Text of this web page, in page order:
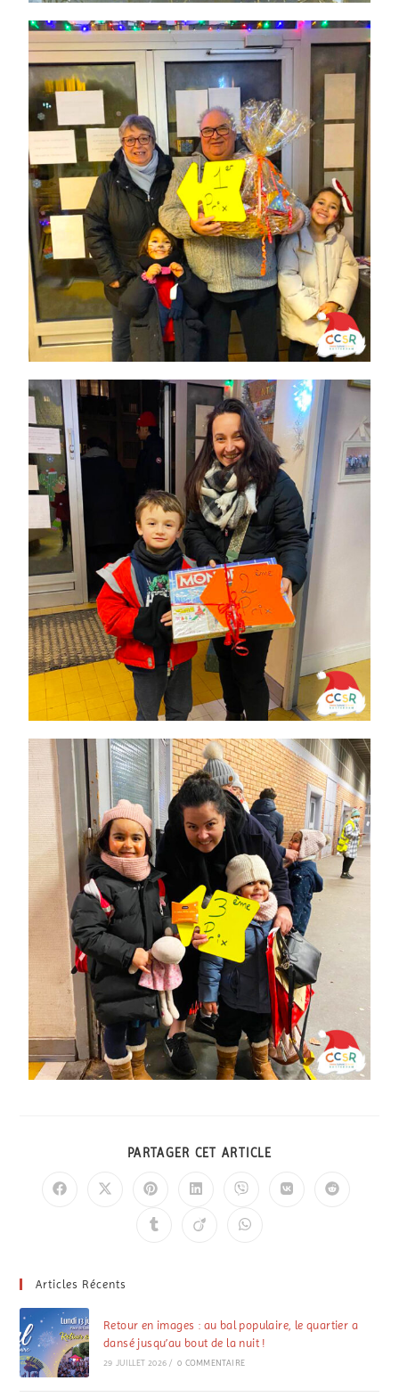
PARTAGER CET ARTICLE
Articles Récents
Retour en images : au bal populaire, le quartier a
dansé jusqu’au bout de la nuit !
29 JUILLET 2026 / 0 COMMENTAIRE